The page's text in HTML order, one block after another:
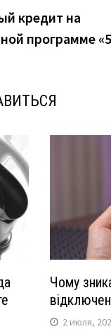
кредит на
программе
Чому
2 июля,